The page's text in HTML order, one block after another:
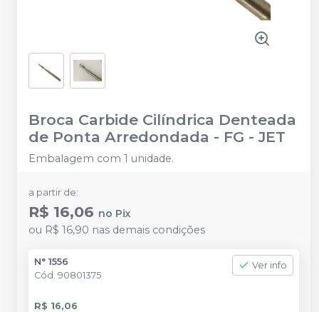
Broca Carbide Cilíndrica Denteada
de Ponta Arredondada - FG - JET
Embalagem com 1 unidade.
a partir de:
R$ 16,06 no Pix
ou R$ 16,90 nas demais condições
N° 1556
Cód. 90801375
Ver info
R$ 16,06